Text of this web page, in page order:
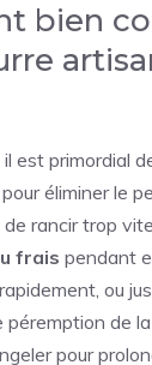
bien
est primordial
éliminer le
rancir trop
frais pendant
ou
de
pour